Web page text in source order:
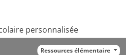
personnalisée
Ressources élémentaire